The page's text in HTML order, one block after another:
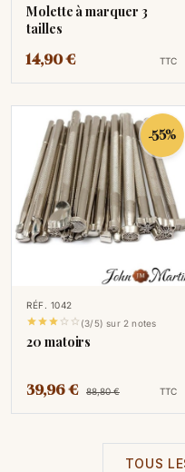
Molette à marquer 3
tailles
14,90 € TTC
-55%
RÉF. 1042
   (3/5) sur 2 notes
20 matoirs
39,96 € 88,80 € TTC
TOUS